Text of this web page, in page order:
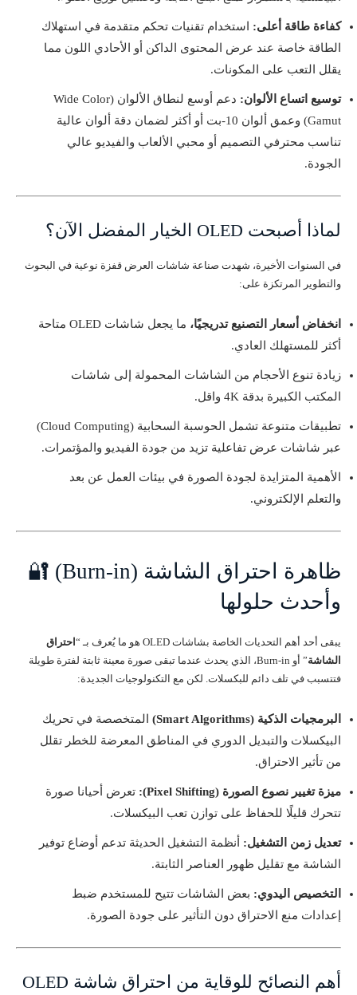
كفاءة طاقة أعلى: استخدام تقنيات تحكم متقدمة في استهلاك
الطاقة خاصة عند عرض المحتوى الداكن أو الأحادي اللون مما
يقلل التعب على المكونات.
توسيع اتساع الألوان:
دعم أوسع لنطاق الألوان (Wide Color
Gamut) وعمق ألوان 10-بت أو أكثر لضمان دقة ألوان عالية
تناسب محترفي التصميم أو محبي الألعاب والفيديو عالي
الجودة.
لماذا أصبحت OLED الخيار المفضل الآن؟
في السنوات الأخيرة، شهدت صناعة شاشات العرض قفزة نوعية في البحوث
والتطوير المرتكزة على:
انخفاض أسعار التصنيع تدريجيًا،
ما يجعل شاشات OLED متاحة
أكثر للمستهلك العادي.
زيادة تنوع الأحجام من الشاشات المحمولة إلى شاشات
المكتب الكبيرة بدقة 4K واقل.
تطبيقات متنوعة تشمل الحوسبة السحابية (Cloud Computing)
عبر شاشات عرض تفاعلية تزيد من جودة الفيديو والمؤتمرات.
الأهمية المتزايدة لجودة الصورة في بيئات العمل عن بعد
والتعلم الإلكتروني.
ظاهرة احتراق الشاشة (Burn-in) 🔐
وأحدث حلولها
يبقى أحد أهم التحديات الخاصة بشاشات OLED هو ما يُعرف بـ “
احتراق
الشاشة
” أو Burn-in، الذي يحدث عندما تبقى صورة معينة ثابتة لفترة طويلة
فتتسبب في تلف دائم للبكسلات. لكن مع التكنولوجيات الجديدة:
البرمجيات الذكية (Smart Algorithms)
المتخصصة في تحريك
البيكسلات والتبديل الدوري في المناطق المعرضة للخطر تقلل
من تأثير الاحتراق.
ميزة تغيير نصوع الصورة (Pixel Shifting):
تعرض أحيانا صورة
تتحرك قليلًا للحفاظ على توازن تعب البيكسلات.
تعديل زمن التشغيل: أنظمة التشغيل الحديثة تدعم أوضاع توفير
الشاشة مع تقليل ظهور العناصر الثابتة.
التخصيص اليدوي: بعض الشاشات تتيح للمستخدم ضبط
إعدادات منع الاحتراق دون التأثير على جودة الصورة.
أهم النصائح للوقاية من احتراق شاشة OLED